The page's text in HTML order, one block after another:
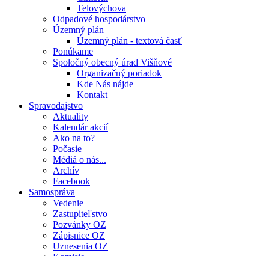
Telovýchova
Odpadové hospodárstvo
Územný plán
Územný plán - textová časť
Ponúkame
Spoločný obecný úrad Višňové
Organizačný poriadok
Kde Nás nájde
Kontakt
Spravodajstvo
Aktuality
Kalendár akcií
Ako na to?
Počasie
Médiá o nás...
Archív
Facebook
Samospráva
Vedenie
Zastupiteľstvo
Pozvánky OZ
Zápisnice OZ
Uznesenia OZ